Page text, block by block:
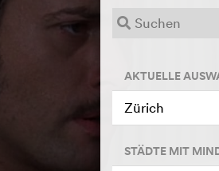
AKTUELLE
Zürich
STÄDTE MIT